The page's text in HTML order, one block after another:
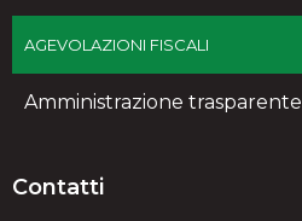
AGEVOLAZIONI FISCALI
Amministrazione trasparente
Contatti